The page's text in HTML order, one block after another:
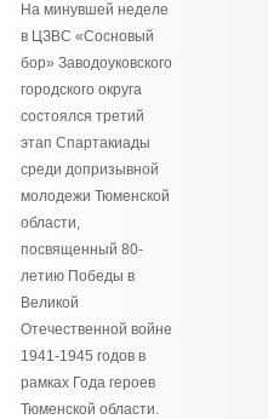
На минувшей неделе
в ЦЗВС «Сосновый
бор» Заводоуковского
городского округа
состоялся третий
этап Спартакиады
среди допризывной
молодежи Тюменской
области,
посвященный 80-
летию Победы в
Великой
Отечественной войне
1941-1945 годов в
рамках Года героев
Тюменской области.